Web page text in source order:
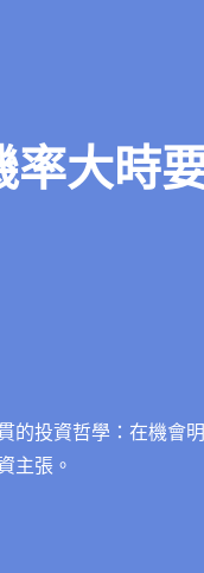
大時
的投資哲學：在機會
主張。